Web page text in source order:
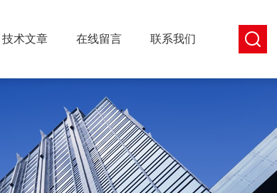
技术文章 在线留言 联系我们